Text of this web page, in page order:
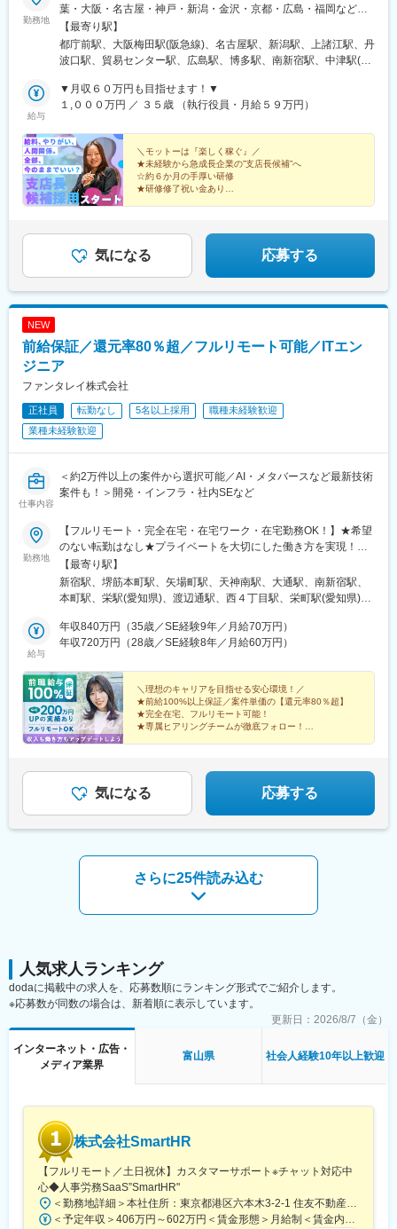
勤務地
葉・大阪・名古屋・神戸・新潟・金沢・京都・広島・福岡などで
募集中！★東京、大阪、名古屋、福岡は急募のため、特に選考優
遇します★◎勤務地は希望を考慮し、決定します。◎本人希望以
外での転勤はありません。◎マイカー通勤可（新潟支店、金沢支
本社／「梅田駅」徒歩5分、「大阪駅」徒歩8分■新潟支店／「新
潟駅」徒歩8分■金沢支店／「上諸江駅」徒歩20分■名古屋支店／
「三宮駅」徒歩5分■京都支店／「丹波口駅」徒歩5分■広島支店／
「広島駅」徒歩7分■福岡支店／「博多駅」徒歩10分
【最寄り駅】
都庁前駅、大阪梅田駅(阪急線)、名古屋駅、新潟駅、上諸江駅、丹
波口駅、貿易センター駅、広島駅、博多駅、南新宿駅、中津駅(地
駅、中津駅(大阪府・阪急線)、神戸三宮駅(阪神)、猿猴橋町駅
給与
▼月収６０万円も目指せます！▼
１,０００万円 ／ ３５歳 （執行役員・月給５９万円）
＼モットーは『楽しく稼ぐ』／
★未経験から急成長企業の”支店長候補”へ
☆約６か月の手厚い研修
★研修修了祝い金あり
★最短入社１年半で営業部長へ昇格実績あり
気になる 応募する
NEW
前給保証／還元率80％超／フルリモート可能／ITエン
ジニア
ファンタレイ株式会社
正社員 転勤なし 5名以上採用
職種未経験歓迎
業種未経験歓迎
仕事内容
＜約2万件以上の案件から選択可能／AI・メタバースなど最新技術
案件も！＞開発・インフラ・社内SEなど
勤務地
【フルリモート・完全在宅・在宅ワーク・在宅勤務OK！】★希望
のない転勤はなし★プライベートを大切にした働き方を実現！★
東京・大阪・名古屋・北海道・福岡など全国の希望の勤務地で希
望の働き方ができます！★入社後に本人希望で上京や地方への引
っ越しした方も複数名いて、その人に合った働き方を実現！
東京都新宿区西新宿1-20-3 西新宿高木ビル8F└各線「新宿」駅よ
り徒歩5分【大阪支社】大阪府大阪市中央区安土町2-3-13 大阪国
社】愛知県名古屋市中区栄3-15-33 栄ガスビル13F└各線「栄」駅
より徒歩5分【福岡支社】福岡県福岡市中央区渡辺通5-14-12 南天
神ビル3F└七隈線「天神南」駅より徒歩4分【北海道支社】北海道
札幌市中央区大通西1丁目14-2 桂和大通ビル50 9F└各線「大通」
駅より徒歩3分
【最寄り駅】
新宿駅、堺筋本町駅、矢場町駅、天神南駅、大通駅、南新宿駅、
本町駅、栄駅(愛知県)、渡辺通駅、西４丁目駅、栄町駅(愛知県)、
給与
年収840万円（35歳／SE経験9年／月給70万円）
年収720万円（28歳／SE経験8年／月給60万円）
＼理想のキャリアを目指せる安心環境！／
★前給100%以上保証／案件単価の【還元率80％超】
★完全在宅、フルリモート可能！
★専属ヒアリングチームが徹底フォロー！
気になる 応募する
さらに25件読み込む
人気求人ランキング
dodaに掲載中の求人を、応募数順にランキング形式でご紹介します。
※応募数が同数の場合は、新着順に表示しています。
更新日： 2026/8/7（金）
インターネット・広告・
メディア業界
富山県 社会人経験10年以上歓迎
株式会社SmartHR
【フルリモート／土日祝休】カスタマーサポート※チャット対応中
心◆人事労務SaaS”SmartHR"